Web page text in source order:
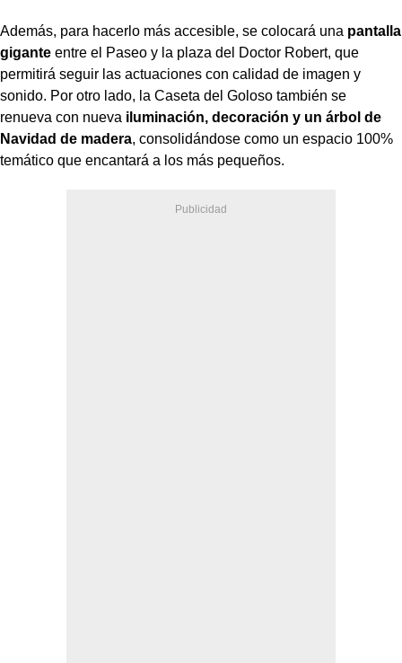
Además, para hacerlo más accesible, se colocará una pantalla
gigante entre el Paseo y la plaza del Doctor Robert, que
permitirá seguir las actuaciones con calidad de imagen y
sonido. Por otro lado, la Caseta del Goloso también se
renueva con nueva iluminación, decoración y un árbol de
Navidad de madera, consolidándose como un espacio 100%
temático que encantará a los más pequeños.